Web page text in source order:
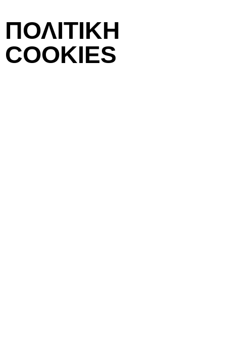
ΠΟΛΙΤΙΚΗ
COOKIES